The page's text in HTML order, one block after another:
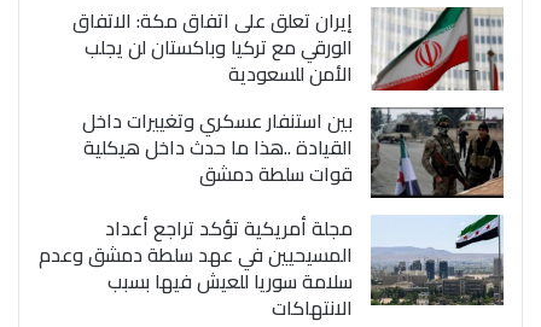
إيران تعلق على اتفاق مكة: الاتفاق
الورقي مع تركيا وباكستان لن يجلب
الأمن للسعودية
بين استنفار عسكري وتغييرات داخل
القيادة ..هذا ما حدث داخل هيكلية
قوات سلطة دمشق
مجلة أمريكية تؤكد تراجع أعداد
المسيحيين في عهد سلطة دمشق وعدم
سلامة سوريا للعيش فيها بسبب
الانتهاكات